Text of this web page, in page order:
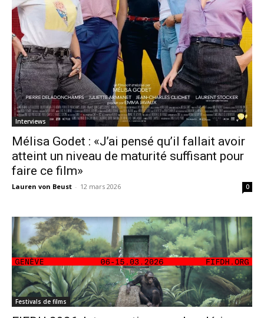
Interviews
Mélisa Godet : «J’ai pensé qu’il fallait avoir
atteint un niveau de maturité suffisant pour
faire ce film»
Lauren von Beust - 12 mars 2026 0
Festivals de films